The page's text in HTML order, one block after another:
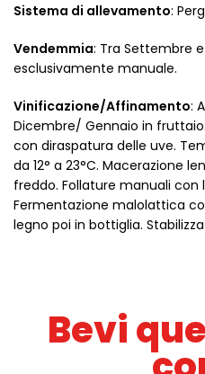
Sistema di allevamento:
Vendemmia: Tra Settembre
esclusivamente manuale.
Vinificazione/Affinamento:
Dicembre/ Gennaio in
con diraspatura delle uve.
da 12° a 23°C. Macerazione
freddo. Follature manuali con
Fermentazione malolattica
legno poi in bottiglia.
Bevi